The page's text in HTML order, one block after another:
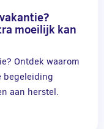
moeilijk kan
Ontdek waarom
begeleiding
aan herstel.